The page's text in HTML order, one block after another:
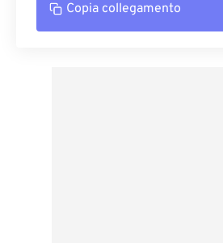
Copia collegamento